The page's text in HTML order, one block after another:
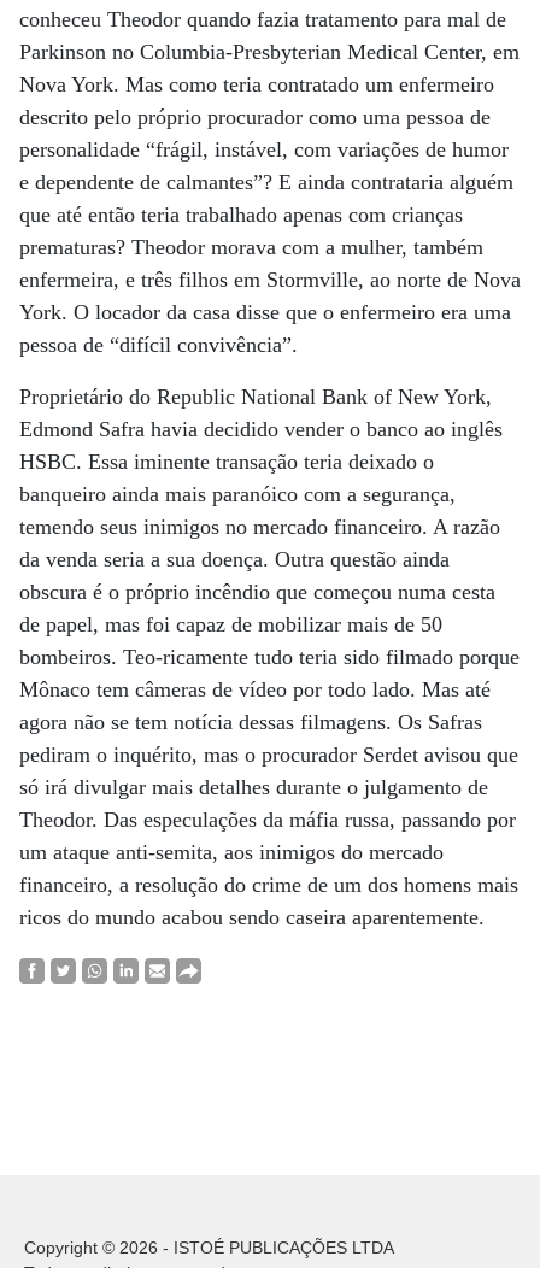
conheceu Theodor quando fazia tratamento para mal de
Parkinson no Columbia-Presbyterian Medical Center, em
Nova York. Mas como teria contratado um enfermeiro
descrito pelo próprio procurador como uma pessoa de
personalidade “frágil, instável, com variações de humor
e dependente de calmantes”? E ainda contrataria alguém
que até então teria trabalhado apenas com crianças
prematuras? Theodor morava com a mulher, também
enfermeira, e três filhos em Stormville, ao norte de Nova
York. O locador da casa disse que o enfermeiro era uma
pessoa de “difícil convivência”.
Proprietário do Republic National Bank of New York,
Edmond Safra havia decidido vender o banco ao inglês
HSBC. Essa iminente transação teria deixado o
banqueiro ainda mais paranóico com a segurança,
temendo seus inimigos no mercado financeiro. A razão
da venda seria a sua doença. Outra questão ainda
obscura é o próprio incêndio que começou numa cesta
de papel, mas foi capaz de mobilizar mais de 50
bombeiros. Teo-ricamente tudo teria sido filmado porque
Mônaco tem câmeras de vídeo por todo lado. Mas até
agora não se tem notícia dessas filmagens. Os Safras
pediram o inquérito, mas o procurador Serdet avisou que
só irá divulgar mais detalhes durante o julgamento de
Theodor. Das especulações da máfia russa, passando por
um ataque anti-semita, aos inimigos do mercado
financeiro, a resolução do crime de um dos homens mais
ricos do mundo acabou sendo caseira aparentemente.
Copyright © 2026 - ISTOÉ PUBLICAÇÕES LTDA